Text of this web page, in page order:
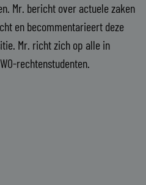
Mr. bericht over actuele zaken
en becommentarieert deze
Mr. richt zich op alle in
rechtenstudenten.